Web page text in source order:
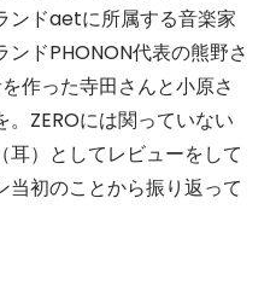
ンドaetに所属する音楽家
ドPHONON代表の熊野さ
作った寺田さんと小原さ
ZEROには関っていない
耳）としてレビューをして
当初のことから振り返って